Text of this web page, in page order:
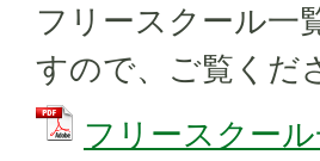
フリースクール一
すので、ご覧くだ
フリースクー